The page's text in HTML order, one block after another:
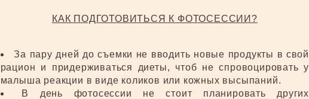
КАК ПОДГОТОВИТЬСЯ К ФОТОСЕССИИ?
За пару дней до съемки не вводить новые продукты в свой
рацион и придерживаться диеты, чтоб не спровоцировать у
малыша реакции в виде коликов или кожных высыпаний.
В день фотосессии не стоит планировать других